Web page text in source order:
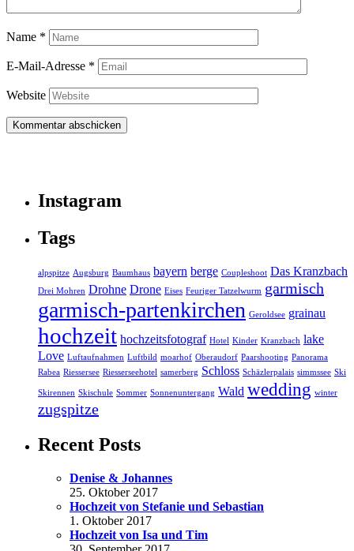
Name *
E-Mail-Adresse *
Website
Instagram
Tags
alpspitze Augsburg Baumhaus bayern berge Coupleshoot Das Kranzbach
Drei Mohren Drohne Drone Eises Feuriger Tatzelwurm garmisch
garmisch-partenkirchen Geroldsee grainau
hochzeit hochzeitsfotograf Hotel Kinder Kranzbach lake
Love Luftaufnahmen Luftbild moarhof Oberaudorf Paarshooting Panorama
Rabea Riessersee Riesserseehotel samerberg Schloss Schäzlerpalais simmssee Ski
Skirennen Skischule Sommer Sonnenuntergang Wald wedding winter
zugspitze
Recent Posts
Denise & Johannes
25. Oktober 2017
Hochzeit von Stefanie und Sebastian
1. Oktober 2017
Hochzeit von Isa und Tim